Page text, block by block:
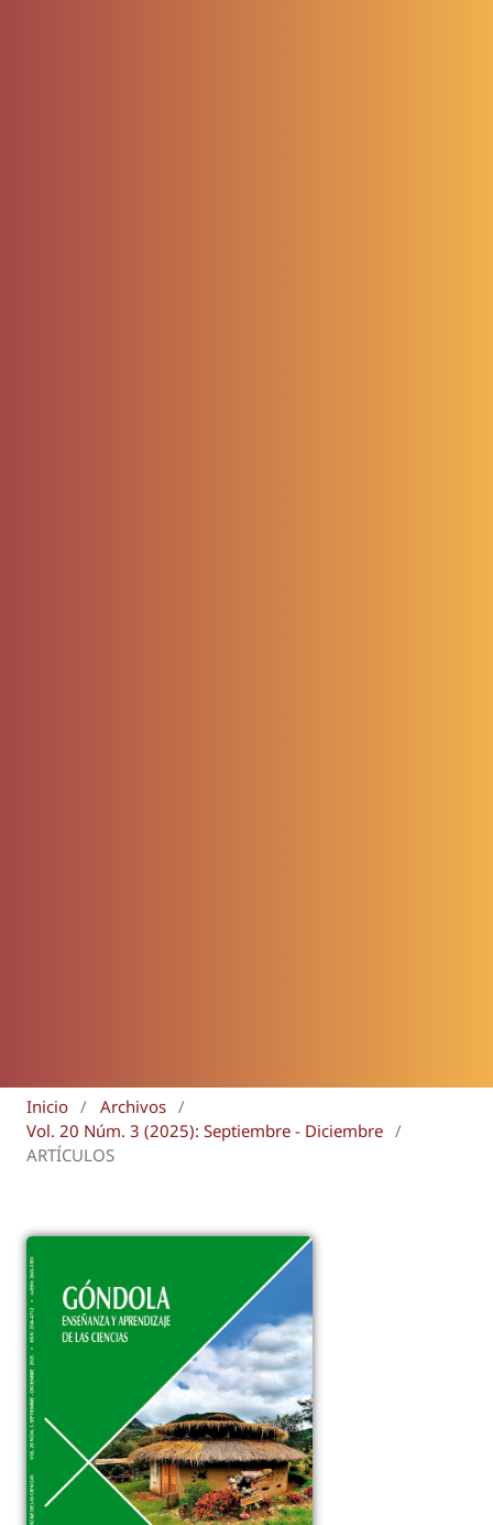
Inicio / Archivos /
Vol. 20 Núm. 3 (2025): Septiembre - Diciembre /
ARTÍCULOS